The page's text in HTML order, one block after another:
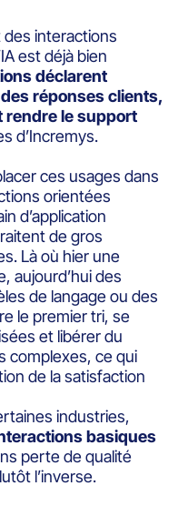
interactions
est déjà bien
déclarent
réponses clients,
rendre le support
d’Incremys.
ces usages dans
orientées
d’application
de gros
Là où hier une
aujourd’hui des
de langage ou des
le premier tri, se
et libérer du
complexes, ce qui
de la satisfaction
industries,
basiques
perte de qualité
l’inverse.